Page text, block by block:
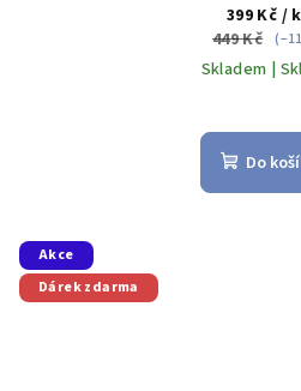
399 Kč /
449 Kč
Skladem |
Do
Akce
Dárek zdarma